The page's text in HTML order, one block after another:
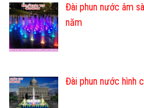
Đài phun nước âm
năm
Đài phun nước hình